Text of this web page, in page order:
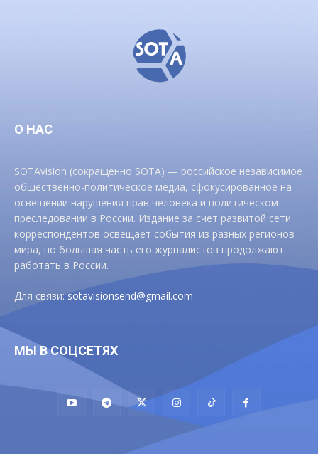
О НАС
SOTAvision (сокращенно SOTA) — российское независимое
общественно-политическое медиа, сфокусированное на
освещении нарушения прав человека и политическом
преследовании в России. Издание за счет развитой сети
корреспондентов освещает события из разных регионов
мира, но большая часть его журналистов продолжают
работать в России.
Для связи:sotavisionsend@gmail.com
МЫ В СОЦСЕТЯХ